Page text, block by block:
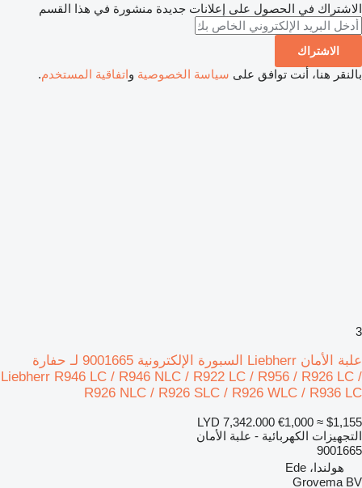
الاشتراك في الحصول على إعلانات جديدة منشورة في هذا القسم
الاشتراك
بالنقر هنا، أنت توافق على سياسة الخصوصية واتفاقية المستخدم.
3
علبة الأمان Liebherr السبورة الإلكترونية 9001665 لـ حفارة
Liebherr R946 LC / R946 NLC / R922 LC / R956 / R926 LC /
R926 NLC / R926 SLC / R926 WLC / R936 LC
LYD 7,342.000 €1,000 ≈ $1,155
التجهيزات الكهربائية - علبة الأمان
9001665
هولندا، Ede
Grovema BV